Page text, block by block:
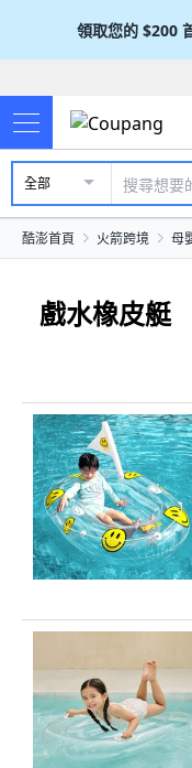
領取您的 $200
全部
酷澎首頁 火箭跨境 母
戲水橡皮艇